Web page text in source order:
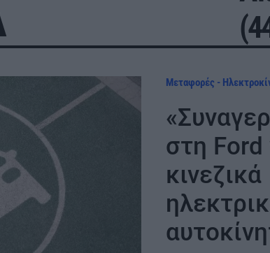
Μεταφορές -
στη Ford
κινεζικά